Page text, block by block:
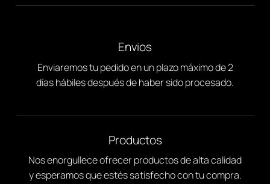
Envios
Enviaremos tu pedido en un plazo máximo de 2
días hábiles después de haber sido procesado.
Productos
Nos enorgullece ofrecer productos de alta calidad
y esperamos que estés satisfecho con tu compra.